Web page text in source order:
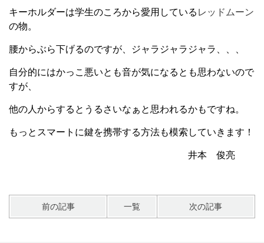
キーホルダーは学生のころから愛用している レッドムーン
の物。
腰からぶら下げるのですが、ジャラジャラジャラ、、、
自分的にはかっこ悪いとも音が気になるとも思わないので
すが、
他の人からするとうるさいなぁと思われるかもですね。
もっとスマートに鍵を携帯する方法も模索していきます！
井本 俊亮
前の記事 一覧 次の記事